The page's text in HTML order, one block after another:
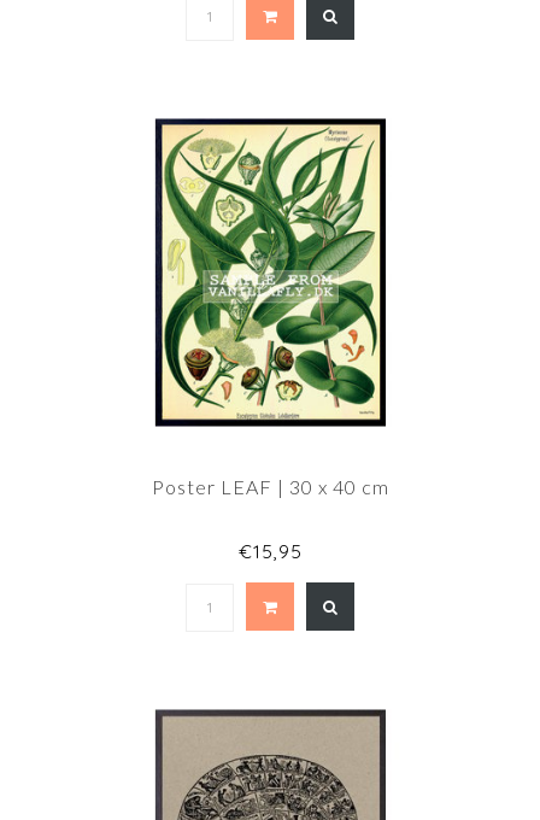
Poster LEAF | 30 x 40 cm
€15,95